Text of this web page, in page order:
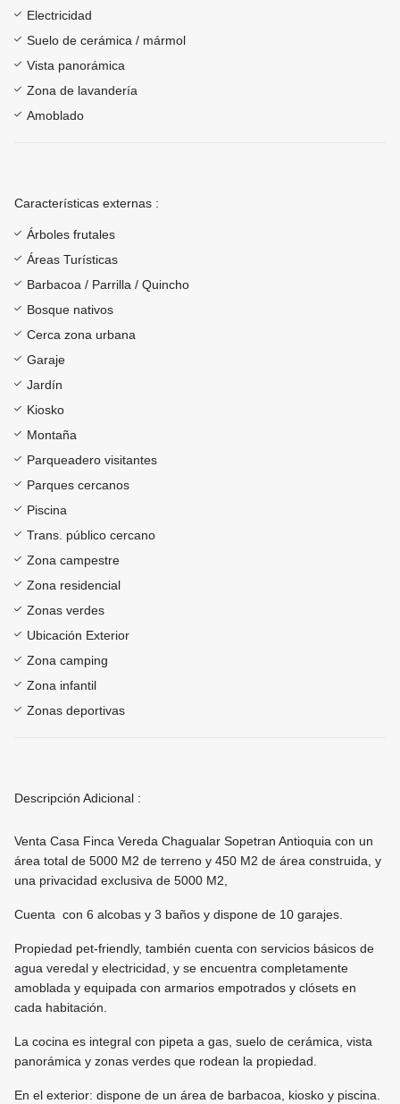
Electricidad
Suelo de cerámica / mármol
Vista panorámica
Zona de lavandería
Amoblado
Características externas :
Árboles frutales
Áreas Turísticas
Barbacoa / Parrilla / Quincho
Bosque nativos
Cerca zona urbana
Garaje
Jardín
Kiosko
Montaña
Parqueadero visitantes
Parques cercanos
Piscina
Trans. público cercano
Zona campestre
Zona residencial
Zonas verdes
Ubicación Exterior
Zona camping
Zona infantil
Zonas deportivas
Descripción Adicional :
Venta Casa Finca Vereda Chagualar Sopetran Antioquia con un
área total de 5000 M2 de terreno y 450 M2 de área construida, y
una privacidad exclusiva de 5000 M2,
Cuenta con 6 alcobas y 3 baños y dispone de 10 garajes.
Propiedad pet-friendly, también cuenta con servicios básicos de
agua veredal y electricidad, y se encuentra completamente
amoblada y equipada con armarios empotrados y clósets en
cada habitación.
La cocina es integral con pipeta a gas, suelo de cerámica, vista
panorámica y zonas verdes que rodean la propiedad.
En el exterior: dispone de un área de barbacoa, kiosko y piscina.